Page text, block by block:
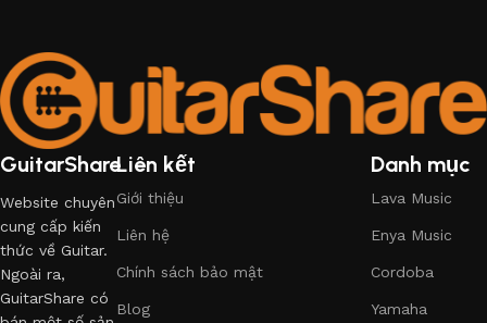
GuitarShare
Website chuyên
cung cấp kiến
thức về Guitar.
Ngoài ra,
GuitarShare có
Liên kết
Giới thiệu
Liên hệ
Chính sách bảo mật
Blog
Danh mục
Lava Music
Enya Music
Cordoba
Yamaha